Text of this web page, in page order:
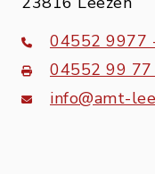
04552 9977
04552 99
info@amt-